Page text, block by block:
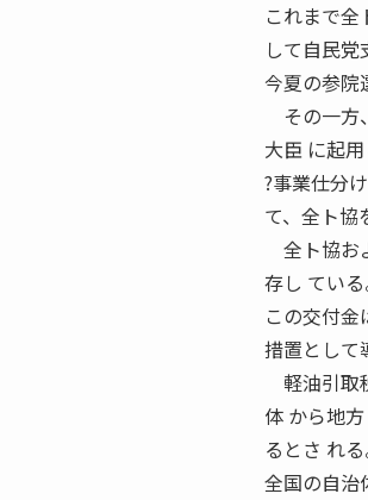
これまで
して自民党
今夏の参院
その一方
大臣 に起用
?事業仕分
て、全ト協
全ト協お
存し ている
この交付
措置として
軽油引取
体 から地
るとさ れる
全国の自治